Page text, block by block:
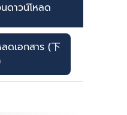
ดาวน์โหลด
ดเอกสาร (下